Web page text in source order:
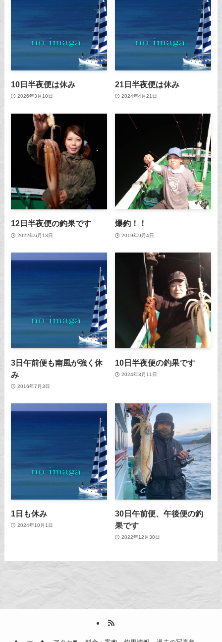
10日半夜便は休み
2026年3月10日
21日半夜便は休み
2024年4月21日
12日半夜便の釣果です
2022年6月13日
爆釣！！
2019年9月4日
3日午前便も南風が強く休
み
2016年7月3日
10日半夜便の釣果です
2024年3月11日
1日も休み
2024年10月1日
30日午前便、午後便の釣
果です
2022年12月30日